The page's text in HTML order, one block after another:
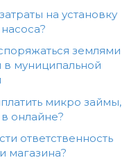
на установку
землями
муниципальной
микро займы,
онлайне?
ответственность
магазина?